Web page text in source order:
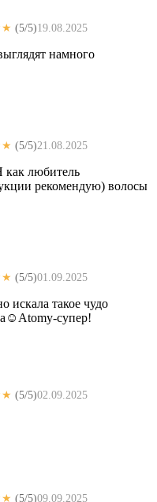
(5/5)19.08.2025
намного
(5/5)21.08.2025
как любитель
рекомендую) волосы
(5/5)01.09.2025
искала такое чудо
супер!
(5/5)02.09.2025
(5/5)09.09.2025